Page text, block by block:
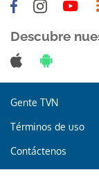
Descubre
Gente TVN
Términos de uso
Contáctenos